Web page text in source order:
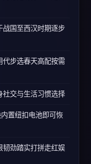
战国至西汉时期逐步
代步选春天高配按需
社交与生活习惯选择
置纽扣电池即可恢
韧劲踏实打拼走红娱